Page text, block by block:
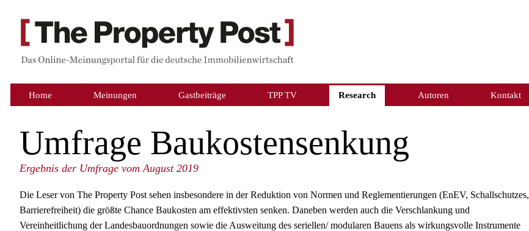
Home Meinungen Gastbeiträge TPP TV Research Autoren Kontakt
Umfrage Baukostensenkung
Ergebnis der Umfrage vom August 2019
Die Leser von The Property Post sehen insbesondere in der Reduktion von Normen und Reglementierungen (EnEV, Schallschutzes,
Barrierefreiheit) die größte Chance Baukosten am effektivsten senken. Daneben werden auch die Verschlankung und
Vereinheitlichung der Landesbauordnungen sowie die Ausweitung des seriellen/ modularen Bauens als wirkungsvolle Instrumente